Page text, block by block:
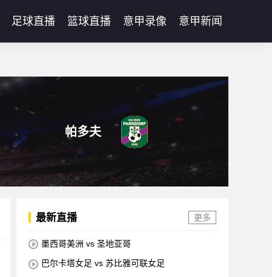
足球直播 篮球直播 意甲录像 意甲新闻
帕多夫
最新直播 更多
墨西哥美洲 vs 圣地亚哥
巴尔卡塔女足 vs 苏比雅可联女足